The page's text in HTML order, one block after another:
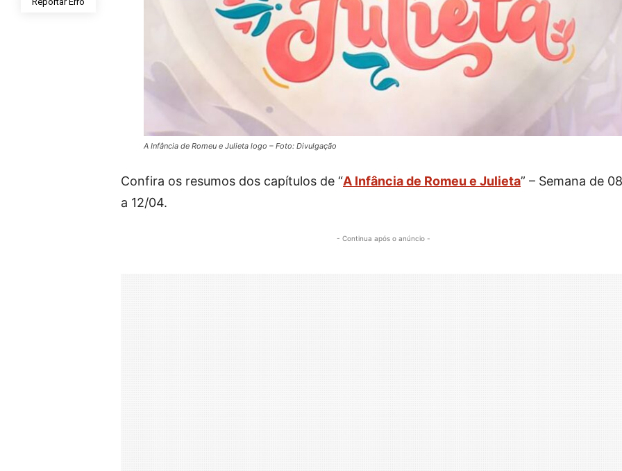
A Infância de Romeu e Julieta logo – Foto: Divulgação
Confira os resumos dos capítulos de “A Infância de Romeu e Julieta” – Semana de
a 12/04.
- Continua após o anúncio -